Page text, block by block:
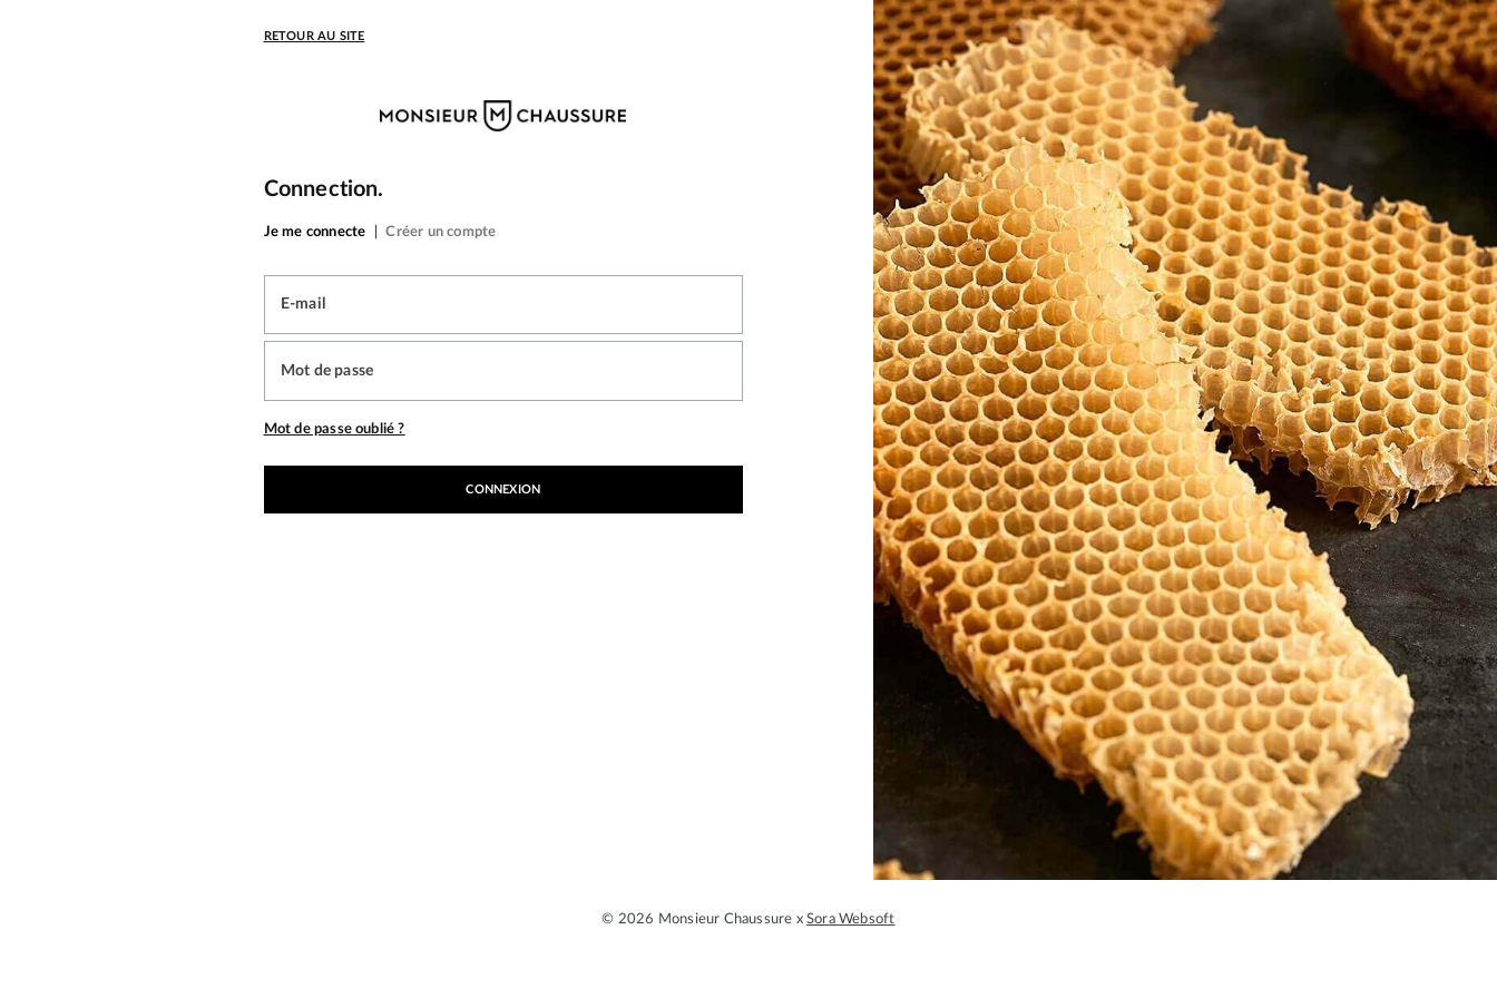
RETOUR AU SITE
Connection.
Je me connecte Créer un compte
E-mail
Mot de passe
Mot de passe oublié ?
CONNEXION
© 2026 Monsieur Chaussure xSora Websoft